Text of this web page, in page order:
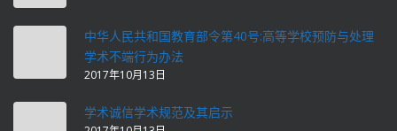
中华人民共和国教育部令第40号:高等学校预防与处理
学术不端行为办法
2017年10月13日
学术诚信学术规范及其启示